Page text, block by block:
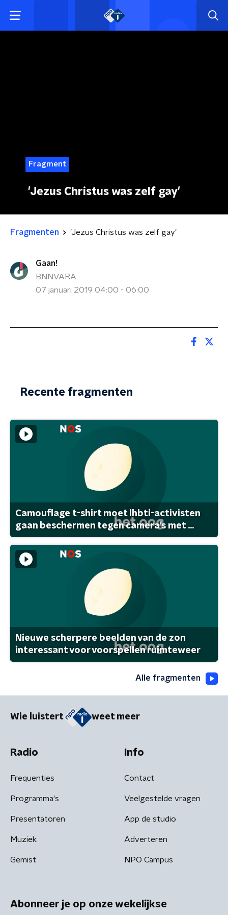
Fragment
'Jezus Christus was zelf gay'
Fragmenten 'Jezus Christus was zelf gay'
Gaan!
BNNVARA
07 januari 2019 04:00 - 06:00
Recente fragmenten
Camouflage t-shirt moet lhbti-activisten
gaan beschermen tegen camera's met ...
Nieuwe scherpere beelden van de zon
interessant voor voorspellen ruimteweer
Alle fragmenten
Wie luistert weet meer
Radio
Frequenties
Programma's
Presentatoren
Muziek
Gemist
Info
Contact
Veelgestelde vragen
App de studio
Adverteren
NPO Campus
Abonneer je op onze wekelijkse